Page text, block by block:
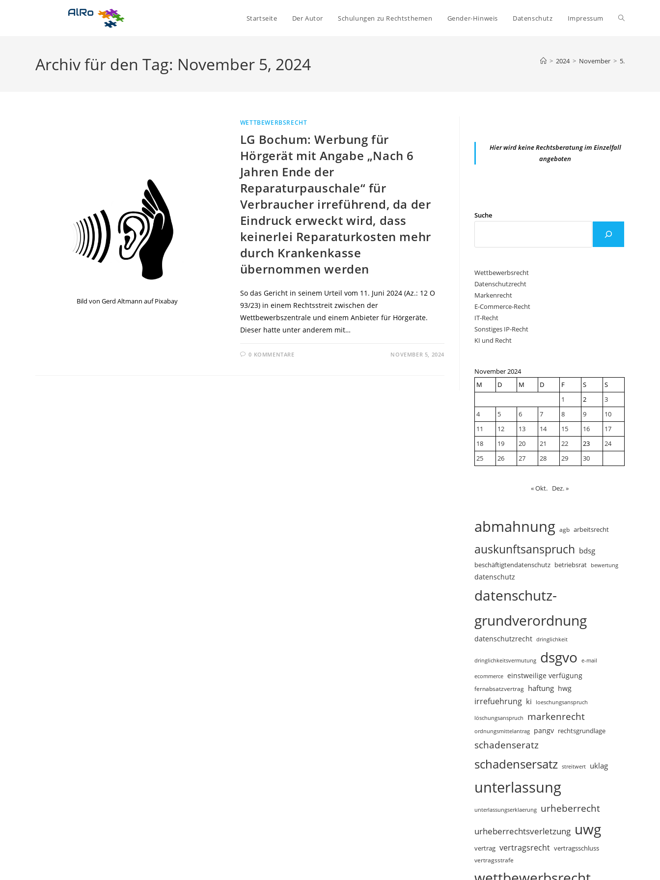
Startseite Der Autor Schulungen zu Rechtsthemen Gender-Hinweis Datenschutz Impressum Website-
Archiv für den Tag: November 5, 2024 > 2024 > November > 5.
Bild von Gerd Altmann auf Pixabay
WETTBEWERBSRECHT
LG Bochum: Werbung für
Hörgerät mit Angabe „Nach 6
Jahren Ende der
Reparaturpauschale“ für
Verbraucher irreführend, da der
Eindruck erweckt wird, dass
keinerlei Reparaturkosten mehr
durch Krankenkasse
übernommen werden
So das Gericht in seinem Urteil vom 11. Juni 2024 (Az.: 12 O
93/23) in einem Rechtsstreit zwischen der
Wettbewerbszentrale und einem Anbieter für Hörgeräte.
Dieser hatte unter anderem mit…
0 KOMMENTARE NOVEMBER 5, 2024
Hier wird keine Rechtsberatung im Einzelfall
angeboten
Suche
Wettbewerbsrecht
Datenschutzrecht
Markenrecht
E-Commerce-Recht
IT-Recht
Sonstiges IP-Recht
KI und Recht
November 2024
M
D M D F S
S
1
2
3
4
5 6 7 8 9
10
11
12 13 14 15 16
17
18
19 20 21 22 23
24
25
26 27 28 29 30
« Okt. Dez. »
abmahnung agb arbeitsrecht
auskunftsanspruch bdsg
beschäftigtendatenschutz betriebsrat bewertung
datenschutz
datenschutz-
grundverordnung
datenschutzrecht dringlichkeit
dringlichkeitsvermutung dsgvo e-mail
ecommerce einstweilige verfügung
fernabsatzvertrag haftung hwg
irrefuehrung ki loeschungsanspruch
löschungsanspruch markenrecht
ordnungsmittelantrag pangv rechtsgrundlage
schadenseratz
schadensersatz streitwert uklag
unterlassung
unterlassungserklaerung urheberrecht
urheberrechtsverletzung uwg
vertrag vertragsrecht vertragsschluss
vertragsstrafe